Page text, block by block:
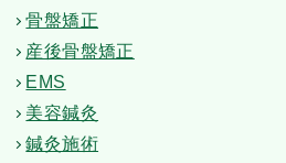
骨盤矯正
産後骨盤矯正
EMS
美容鍼灸
鍼灸施術